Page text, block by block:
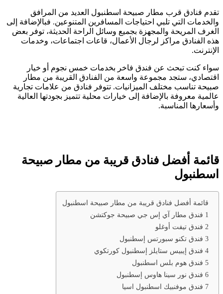
تقدم فنادق قرب مطار صبيحة اسطنبول العديد من المرافق
والخدمات التي تلبي احتياجات المسافرين المتنوعين. فبالإضافة إلى
الغرف المريحة والمجهزة بجميع وسائل الراحة الحديثة، توفر بعض
هذه الفنادق مراكز لرجال الأعمال، قاعات اجتماعات، وخدمات
الإنترنت.
سواء كنت تبحث عن فندق فاخر بخدمات خمس نجوم أو خيار
اقتصادي، ستجد مجموعة واسعة من الفنادق القريبة من مطار
صبيحة تناسب مختلف الميزانيات. تتوفر فنادق من علامات تجارية
عالمية معروفة بالإضافة إلى خيارات محلية تتميز بجودتها العالية
وأسعارها المناسبة.
قائمة أفضل فنادق قريبة من مطار صبيحة
اسطنبول
قائمة أفضل فنادق قريبة من مطار صبيحة اسطنبول
1 فندق مطار آي إس جي صبيحة جوكتشن
2 فندق تيفت أوغلو
3 فندق تكنو سبورتس إسطنبول
4 فندق إيبيس ستايلز إسطنبول كورتكوي
5 فندق هوم بلس اسطنبول
6 فندق نور سينا هاوس إسطنبول
7 فندق موفنبيك اسطنبول اسيا